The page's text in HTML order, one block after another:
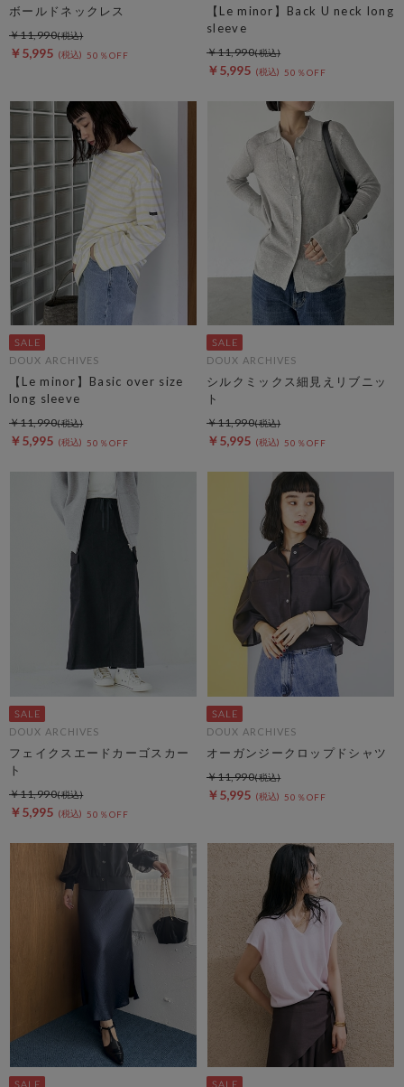
ボールドネックレス
￥5,995 50％OFF
￥11,990
【Le minor】Back U neck long
sleeve
￥5,995 50％OFF
￥11,990
DOUX ARCHIVES
【Le minor】Basic over size
long sleeve
￥5,995 50％OFF
￥11,990
DOUX ARCHIVES
シルクミックス細見えリブニッ
ト
￥5,995 50％OFF
￥11,990
DOUX ARCHIVES
フェイクスエードカーゴスカー
ト
￥5,995 50％OFF
￥11,990
DOUX ARCHIVES
オーガンジークロップドシャツ
￥5,995 50％OFF
￥11,990